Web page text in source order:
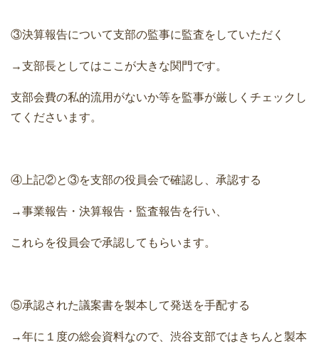
③決算報告について支部の監事に監査をしていただく
→支部長としてはここが大きな関門です。
支部会費の私的流用がないか等を監事が厳しくチェックし
てくださいます。
④上記②と③を支部の役員会で確認し、承認する
→事業報告・決算報告・監査報告を行い、
これらを役員会で承認してもらいます。
⑤承認された議案書を製本して発送を手配する
→年に１度の総会資料なので、渋谷支部ではきちんと製本